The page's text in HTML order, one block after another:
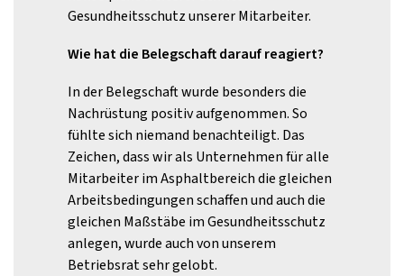
Gesundheitsschutz unserer Mitarbeiter.
Wie hat die Belegschaft darauf reagiert?
In der Belegschaft wurde besonders die
Nachrüstung positiv aufgenommen. So
fühlte sich niemand benachteiligt. Das
Zeichen, dass wir als Unternehmen für alle
Mitarbeiter im Asphaltbereich die gleichen
Arbeitsbedingungen schaffen und auch die
gleichen Maßstäbe im Gesundheitsschutz
anlegen, wurde auch von unserem
Betriebsrat sehr gelobt.